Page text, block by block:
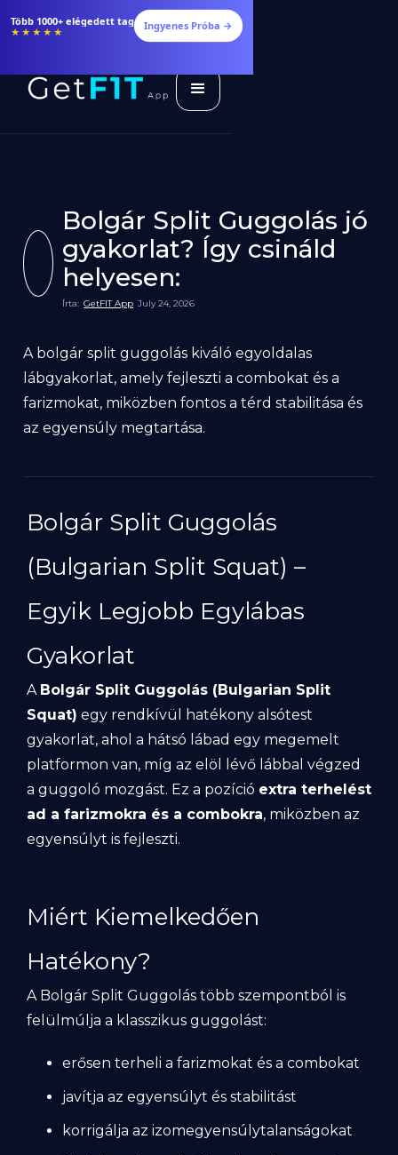
Több 1000+ elégedett tag
★★★★★ Ingyenes Próba →
Bolgár Split Guggolás jó
gyakorlat? Így csináld
helyesen:
Írta: GetFIT App July 24, 2026
A bolgár split guggolás kiváló egyoldalas
lábgyakorlat, amely fejleszti a combokat és a
farizmokat, miközben fontos a térd stabilitása és
az egyensúly megtartása.
Bolgár Split Guggolás
(Bulgarian Split Squat) –
Egyik Legjobb Egylábas
Gyakorlat
A Bolgár Split Guggolás (Bulgarian Split
Squat) egy rendkívül hatékony alsótest
gyakorlat, ahol a hátsó lábad egy megemelt
platformon van, míg az elöl lévő lábbal végzed
a guggoló mozgást. Ez a pozíció extra terhelést
ad a farizmokra és a combokra, miközben az
egyensúlyt is fejleszti.
Miért Kiemelkedően
Hatékony?
A Bolgár Split Guggolás több szempontból is
felülmúlja a klasszikus guggolást:
erősen terheli a farizmokat és a combokat
javítja az egyensúlyt és stabilitást
korrigálja az izomegyensúlytalanságokat